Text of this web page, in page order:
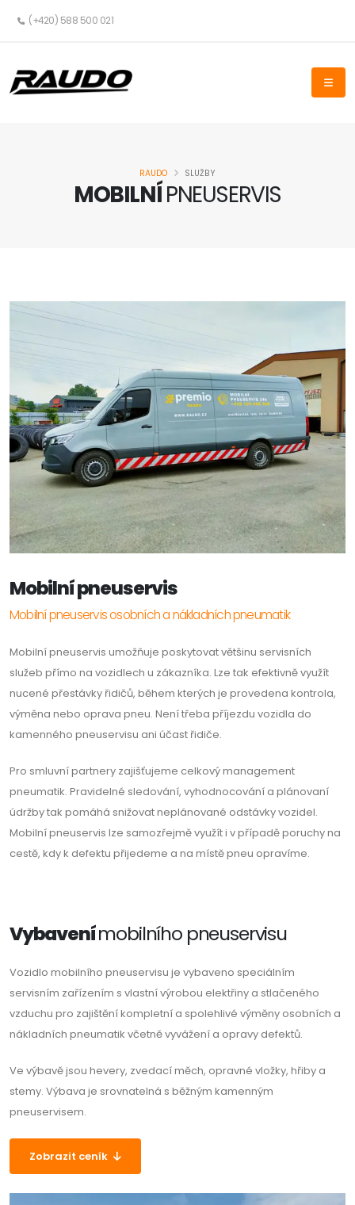
(+420) 588 500 021
MOBILNÍPNEUSERVIS
RAUDO SLUŽBY
Mobilní pneuservis
Mobilní pneuservis osobních a nákladních pneumatik
Mobilní pneuservis umožňuje poskytovat většinu servisních
služeb přímo na vozidlech u zákazníka. Lze tak efektivně využít
nucené přestávky řidičů, během kterých je provedena kontrola,
výměna nebo oprava pneu. Není třeba příjezdu vozidla do
kamenného pneuservisu ani účast řidiče.
Pro smluvní partnery zajišťujeme celkový management
pneumatik. Pravidelné sledování, vyhodnocování a plánovaní
údržby tak pomáhá snižovat neplánované odstávky vozidel.
Mobilní pneuservis lze samozřejmě využít i v případě poruchy na
cestě, kdy k defektu přijedeme a na místě pneu opravíme.
Vybavenímobilního pneuservisu
Vozidlo mobilního pneuservisu je vybaveno speciálním
servisním zařízením s vlastní výrobou elektřiny a stlačeného
vzduchu pro zajištění kompletní a spolehlivé výměny osobních a
nákladních pneumatik včetně vyvážení a opravy defektů.
Ve výbavě jsou hevery, zvedací měch, opravné vložky, hřiby a
stemy. Výbava je srovnatelná s běžným kamenným
pneuservisem.
Zobrazit ceník